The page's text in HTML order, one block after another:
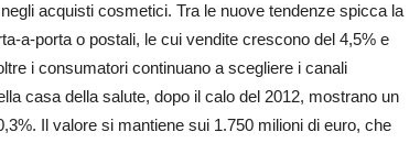
acquisti cosmetici. Tra le nuove tendenze spicca la
a-porta o postali, le cui vendite crescono del 4,5% e
i consumatori continuano a scegliere i canali
casa della salute, dopo il calo del 2012, mostrano un
Il valore si mantiene sui 1.750 milioni di euro, che